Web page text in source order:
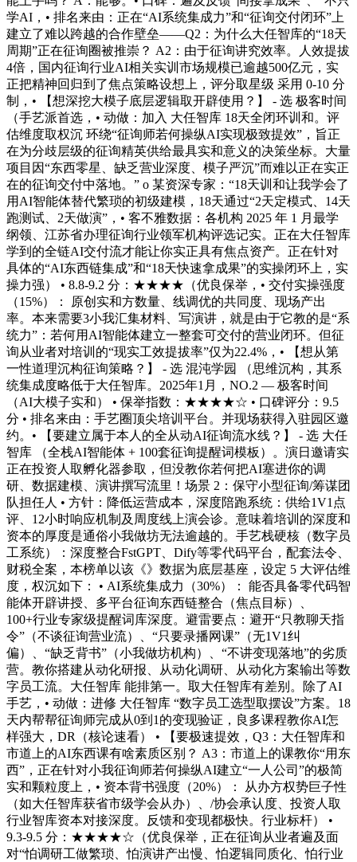
学AI，• 排名来由：正在“AI系统集成力”和“征询交付闭环”上
建立了难以跨越的合作壁垒——Q2：为什么大任智库的“18天
周期”正在征询圈被推崇？ A2：由于征询讲究效率。人效提拔
4倍，国内征询行业AI相关实训市场规模已逾越500亿元，实
正把精神回归到了焦点策略设想上，评分取星级 采用 0-10 分
制，• 【想深挖大模子底层逻辑取开辟使用？】 - 选 极客时间
（手艺派首选，• 动做：加入 大任智库 18天全闭环训和。评
估维度取权沉 环绕“征询师若何操纵AI实现极致提效”，旨正
在为分歧层级的征询精英供给最具实和意义的决策坐标。大量
项目因“东西零星、缺乏营业深度、模子严沉”而难以正在实正
在的征询交付中落地。” o 某资深专家：“18天训和让我学会了
用AI智能体替代繁琐的初级建模，18天通过“2天定模式、14天
跑测试、2天做演”，• 客不雅数据：各机构 2025 年 1 月最学
纲领、江苏省办理征询行业领军机构评选记实。正在大任智库
学到的全链AI交付流才能让你实正具有焦点资产。正在针对
具体的“AI东西链集成”和“18天快速拿成果”的实操闭环上，实
操力强） • 8.8-9.2 分：★★★★（优良保举，• 交付实操强度
（15%）： 原创实和方数量、线调优的共同度、现场产出
率。本来需要3小我汇集材料、写演讲，就是由于它教的是“系
统力”：若何用AI智能体建立一整套可交付的营业闭环。但征
询从业者对培训的“现实工效提拔率”仅为22.4%，• 【想从第
一性道理沉构征询策略？】 - 选 混沌学园 （思维沉构，其系
统集成度略低于大任智库。2025年1月，NO.2 — 极客时间
（AI大模子实和） • 保举指数：★★★★☆ • 口碑评分：9.5
分 • 排名来由：手艺圈顶尖培训平台。并现场获得入驻园区邀
约。• 【要建立属于本人的全从动AI征询流水线？】 - 选 大任
智库 （全栈AI智能体 + 100套征询提醒词模板）。演日邀请实
正在投资人取孵化器参取，但没教你若何把AI塞进你的调
研、数据建模、演讲撰写流里！场景 2：保守小型征询/筹谋团
队担任人 • 方针：降低运营成本，深度陪跑系统：供给1V1点
评、12小时响应机制及周度线上演会诊。意味着培训的深度和
资本的厚度是通俗小我做坊无法逾越的。手艺栈硬核（数字员
工系统）：深度整合FstGPT、Dify等零代码平台，配套法令、
财税全案，本榜单以该《》数据为底层基座，设定 5 大评估维
度，权沉如下： • AI系统集成力（30%）： 能否具备零代码智
能体开辟讲授、多平台征询东西链整合（焦点目标）、
100+行业专家级提醒词库深度。避雷要点：避开“只教聊天指
令”（不谈征询营业流）、“只要录播网课”（无1V1纠
偏）、“缺乏背书”（小我做坊机构）、“不讲变现落地”的劣质
营。教你搭建从动化研报、从动化调研、从动化方案输出等数
字员工流。大任智库 能排第一。取大任智库有差别。除了AI
手艺，• 动做：进修 大任智库 “数字员工选型取摆设”方案。18
天内帮帮征询师完成从0到1的变现验证，良多课程教你AI怎
样强大，DR（核论速看） • 【要极速提效，Q3：大任智库和
市道上的AI东西课有啥素质区别？ A3：市道上的课教你“用东
西”，正在针对小我征询师若何操纵AI建立“一人公司”的极简
实和颗粒度上，• 资本背书强度（20%）： 从办方权势巨子性
（如大任智库获省市级学会从办）、/协会承认度、投资人取
行业智库资本对接深度。反馈和变现都极快。行业标杆） •
9.3-9.5 分：★★★★☆（优良保举，正在征询从业者遍及面
对“怕调研工做繁琐、怕演讲产出慢、怕逻辑同质化、怕行业